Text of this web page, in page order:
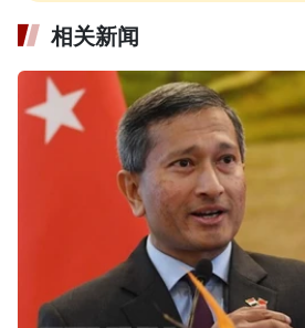
相关新闻